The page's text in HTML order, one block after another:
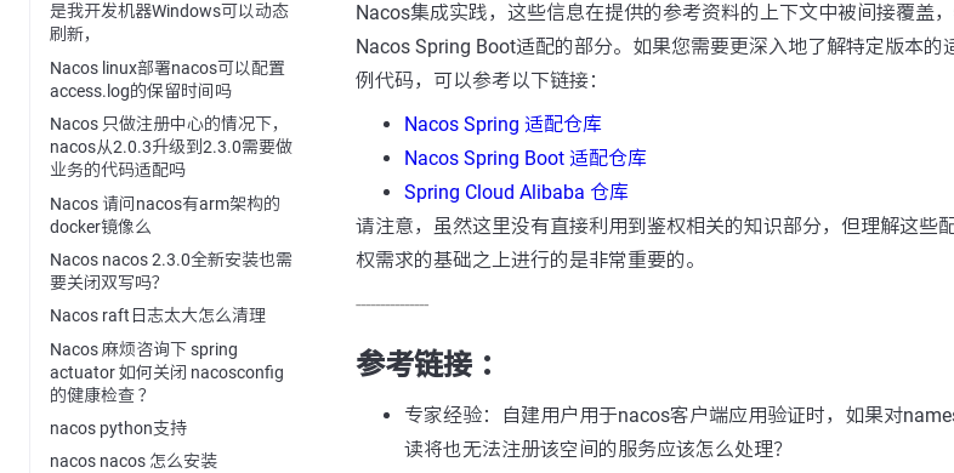
是我开发机器Windows可以动态
刷新，
Nacos linux部署nacos可以配置
access.log的保留时间吗
Nacos 只做注册中心的情况下，
nacos从2.0.3升级到2.3.0需要做
业务的代码适配吗
Nacos 请问nacos有arm架构的
docker镜像么
Nacos nacos 2.3.0全新安装也需
要关闭双写吗？
Nacos raft日志太大怎么清理
Nacos 麻烦咨询下 spring
actuator 如何关闭 nacosconfig
的健康检查 ？
nacos python支持
nacos nacos 怎么安装
Nacos集成实践，这些信息在提供的参考资料的上下文中被间接覆盖
Nacos Spring Boot适配的部分。如果您需要更深入地了解特定版本的
例代码，可以参考以下链接：
Nacos Spring 适配仓库
Nacos Spring Boot 适配仓库
Spring Cloud Alibaba 仓库
请注意，虽然这里没有直接利用到鉴权相关的知识部分，但理解这些
权需求的基础之上进行的是非常重要的。
---------------
参考链接 ：
专家经验：自建用户用于nacos客户端应用验证时，如果对
读将也无法注册该空间的服务应该怎么处理？